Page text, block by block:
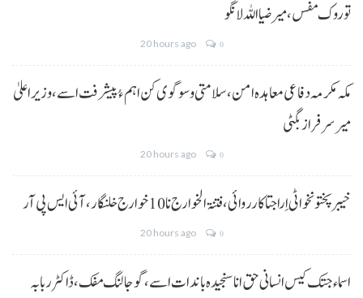
توروک مفس، میر ضیا اللہ لانگو
20 hours ago 0
مکہ مکرمہ دفاعی معاہدہ امن، سلامتی و سوگوی کن اہم ءُ پیشرفت اسے،وزیراعلیٰ
میر سرفراز بگٹی
20 hours ago 0
خیبر پختونخوا ٹی اِرا جتا کارروائی، فتنۃ الخوارج نا 10خوارج خلنگار،آئی ایس پی آر
20 hours ago 0
اسماء جتک کیس انسانی حق انا سنجیدہ باندات اسے، گوجالنگ مفک،ڈاکٹر ربابہ